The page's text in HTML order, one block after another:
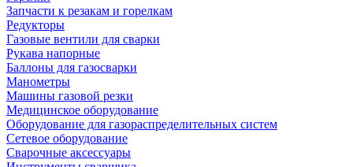
Запчасти к резакам и горелкам
Редукторы
Газовые вентили для сварки
Рукава напорные
Баллоны для газосварки
Манометры
Машины газовой резки
Медицинское оборудование
Оборудование для газораспределительных систем
Сетевое оборудование
Сварочные аксессуары